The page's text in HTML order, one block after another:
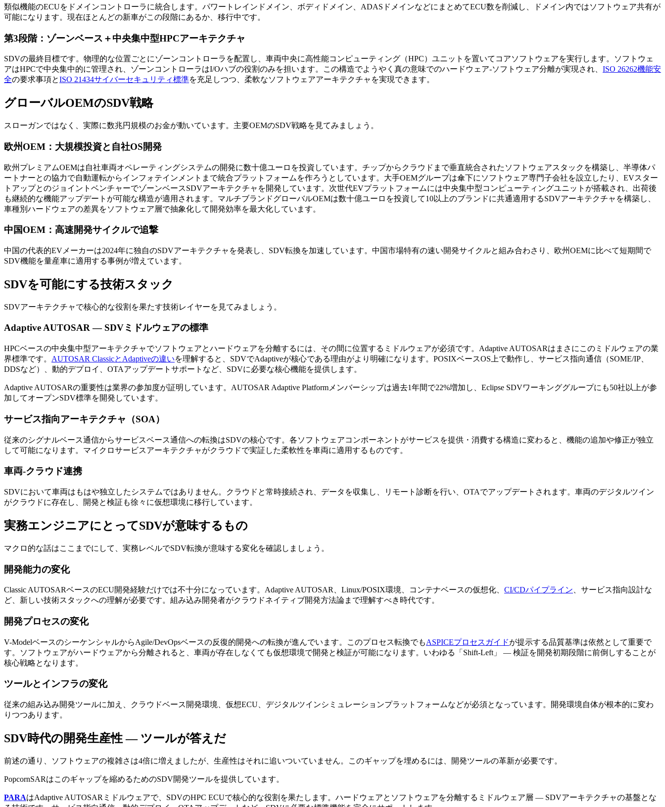
類似機能のECUをドメインコントローラに統合します。パワートレインドメイン、ボディドメイン、ADASドメインなどにまとめてECU数を削減し、ドメイン内ではソフトウェア共有が
可能になります。現在ほとんどの新車がこの段階にあるか、移行中です。
第3段階：ゾーンベース＋中央集中型HPCアーキテクチャ
SDVの最終目標です。物理的な位置ごとにゾーンコントローラを配置し、車両中央に高性能コンピューティング（HPC）ユニットを置いてコアソフトウェアを実行します。ソフトウェ
アはHPCで中央集中的に管理され、ゾーンコントローラはI/Oハブの役割のみを担います。この構造でようやく真の意味でのハードウェア-ソフトウェア分離が実現され、 ISO 26262機能安
全の要求事項とISO 21434サイバーセキュリティ標準を充足しつつ、柔軟なソフトウェアアーキテクチャを実現できます。
グローバルOEMのSDV戦略
スローガンではなく、実際に数兆円規模のお金が動いています。主要OEMのSDV戦略を見てみましょう。
欧州OEM：大規模投資と自社OS開発
欧州プレミアムOEMは自社車両オペレーティングシステムの開発に数十億ユーロを投資しています。チップからクラウドまで垂直統合されたソフトウェアスタックを構築し、半導体パ
ートナーとの協力で自動運転からインフォテインメントまで統合プラットフォームを作ろうとしています。大手OEMグループは傘下にソフトウェア専門子会社を設立したり、EVスター
トアップとのジョイントベンチャーでゾーンベースSDVアーキテクチャを開発しています。次世代EVプラットフォームには中央集中型コンピューティングユニットが搭載され、出荷後
も継続的な機能アップデートが可能な構造が適用されます。マルチブランドグローバルOEMは数十億ユーロを投資して10以上のブランドに共通適用するSDVアーキテクチャを構築し、
車種別ハードウェアの差異をソフトウェア層で抽象化して開発効率を最大化しています。
中国OEM：高速開発サイクルで追撃
中国の代表的EVメーカーは2024年に独自のSDVアーキテクチャを発表し、SDV転換を加速しています。中国市場特有の速い開発サイクルと組み合わさり、欧州OEMに比べて短期間で
SDV機能を量産車に適用する事例が増えています。
SDVを可能にする技術スタック
SDVアーキテクチャで核心的な役割を果たす技術レイヤーを見てみましょう。
Adaptive AUTOSAR — SDVミドルウェアの標準
HPCベースの中央集中型アーキテクチャでソフトウェアとハードウェアを分離するには、その間に位置するミドルウェアが必須です。Adaptive AUTOSARはまさにこのミドルウェアの業
界標準です。 AUTOSAR ClassicとAdaptiveの違いを理解すると、SDVでAdaptiveが核心である理由がより明確になります。POSIXベースOS上で動作し、サービス指向通信（SOME/IP、
DDSなど）、動的デプロイ、OTAアップデートサポートなど、SDVに必要な核心機能を提供します。
Adaptive AUTOSARの重要性は業界の参加度が証明しています。AUTOSAR Adaptive Platformメンバーシップは過去1年間で22%増加し、Eclipse SDVワーキンググループにも50社以上が参
加してオープンSDV標準を開発しています。
サービス指向アーキテクチャ（SOA）
従来のシグナルベース通信からサービスベース通信への転換はSDVの核心です。各ソフトウェアコンポーネントがサービスを提供・消費する構造に変わると、機能の追加や修正が独立
して可能になります。マイクロサービスアーキテクチャがクラウドで実証した柔軟性を車両に適用するものです。
車両-クラウド連携
SDVにおいて車両はもはや独立したシステムではありません。クラウドと常時接続され、データを収集し、リモート診断を行い、OTAでアップデートされます。車両のデジタルツイン
がクラウドに存在し、開発と検証も徐々に仮想環境に移行しています。
実務エンジニアにとってSDVが意味するもの
マクロ的な話はここまでにして、実務レベルでSDV転換が意味する変化を確認しましょう。
開発能力の変化
Classic AUTOSARベースのECU開発経験だけでは不十分になっています。Adaptive AUTOSAR、Linux/POSIX環境、コンテナベースの仮想化、 CI/CDパイプライン 、サービス指向設計な
ど、新しい技術スタックへの理解が必要です。組み込み開発者がクラウドネイティブ開発方法論まで理解すべき時代です。
開発プロセスの変化
V-ModelベースのシーケンシャルからAgile/DevOpsベースの反復的開発への転換が進んでいます。このプロセス転換でもASPICEプロセスガイドが提示する品質基準は依然として重要で
す。ソフトウェアがハードウェアから分離されると、車両が存在しなくても仮想環境で開発と検証が可能になります。いわゆる「Shift-Left」 — 検証を開発初期段階に前倒しすることが
核心戦略となります。
ツールとインフラの変化
従来の組み込み開発ツールに加え、クラウドベース開発環境、仮想ECU、デジタルツインシミュレーションプラットフォームなどが必須となっています。開発環境自体が根本的に変わ
りつつあります。
SDV時代の開発生産性 — ツールが答えだ
前述の通り、ソフトウェアの複雑さは4倍に増えましたが、生産性はそれに追いついていません。このギャップを埋めるには、開発ツールの革新が必要です。
PopcornSARはこのギャップを縮めるためのSDV開発ツールを提供しています。
PARAはAdaptive AUTOSARミドルウェアで、SDVのHPC ECUで核心的な役割を果たします。ハードウェアとソフトウェアを分離するミドルウェア層 — SDVアーキテクチャの基盤とな